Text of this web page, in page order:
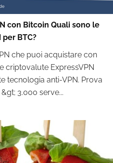
con Bitcoin Quali sono le
per BTC?
che puoi acquistare con
criptovalute ExpressVPN
tecnologia anti-VPN. Prova
3.000 serve...